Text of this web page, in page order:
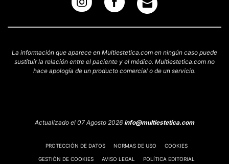
La información que aparece en Multiestetica.com en ningún caso puede
sustituir la relación entre el paciente y el médico. Multiestetica.com no
hace apología de un producto comercial o de un servicio.
Actualizado el 07 Agosto 2026 info@multiestetica.com
PROTECCIÓN DE DATOS NORMAS DE USO COOKIES
GESTIÓN DE COOKIES AVISO LEGAL POLÍTICA EDITORIAL